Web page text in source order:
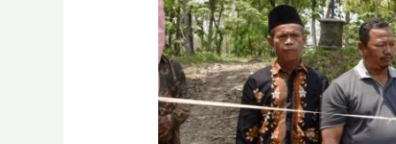
Dusun
Senggot
Desa
Jambon
Kabupaten
Grobogan